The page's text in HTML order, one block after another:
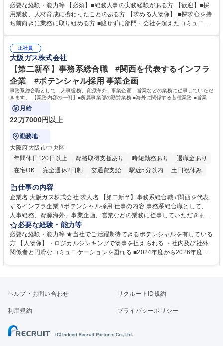
務全般を担当していただきます。 【主な業務内容】 ■採用関係業務および
人材育成(社員研修)業務の推進 ■中期経営計画および予算等の管理 ■設備
投資計画等の策定 ■社内の重要会議の運営 ■その他総務人事業務全般 【入
務人事】経験者歓迎！/阪急阪神HDグループ/年休124日
必要な経験・能力等 【必須】■総務人事の実務経験がある方 【歓迎】■採
用業務、人材育成に携わったことのある方 【求める人物像】 ■探求心を持
ち前向きに業務に取り組める方 ■臆せずに部門・会社を超えたコミュニケ
囲のメンバーと協調しつつ主体性を持って能動的に業務を推進できる方 学
歴・資格 学歴：大学院 大学 高専 短大 専修学校 高校 語学力： 資格：
正社員
大阪ガス株式会社
【第二新卒】事務系総合職 #関西を代表するインフラ
企業 #ポテンシャル採用 事業企画
事務系総合職として、人事総務、資源海外、事業企画、営業などの業務に従事していただ
きます。 【業務内容の一例】■所属事業部の勤労業務 ■海外に関係する各種業務 ■営業部
門の企画スタッフ、ルート営業
月給
22万7000円以上
勤務地
大阪府大阪市中央区
年間休日120日以上
資格取得支援あり 時短勤務あり
退職金あり
在宅OK
完全週休2日制 交通費支給 駅近5分以内
土日祝休み
服装自由
第二新卒歓迎
仕事の内容
企業名 大阪ガス株式会社 求人名 【第二新卒】事務系総合職 #関西を代表
するインフラ企業 #ポテンシャル採用 仕事の内容 事務系総合職として、
人事総務、資源海外、事業企画、営業などの業務に従事していただきま
す。 【業務内容の一例】■所属事業部の勤労業務 ■海外に関係する各種業
務 ■営業部門の企画スタッフ、ルート営業 【キャリアパス】入社後の配属
ポジションで一定期間ご活躍頂いた後、本人の適性及び将来のキャリアを
鑑みてジョブローテーションを行います。 【育成】OJTでの現場育成や研
表するインフラ企業 #ポテンシャル採用
必要な経験・能力等
必要な経験・能力等 ★当社でご活躍期待できるポテンシャルを有している
方 【人物像】・ロジカルシンキングで物事を捉えられる ・社内及び社外
関係者と円滑なコミュニケーションを図れる ■2024年度から2026年度ま
「未来の日常」の創造に向けて持続可能な社会の実現に貢献してまいりま
す。 学歴・資格 学歴：大学院 大学 語学力： 資格：
ヘルプ・お問い合わせ リクルートID規約
利用規約 プライバシーポリシー